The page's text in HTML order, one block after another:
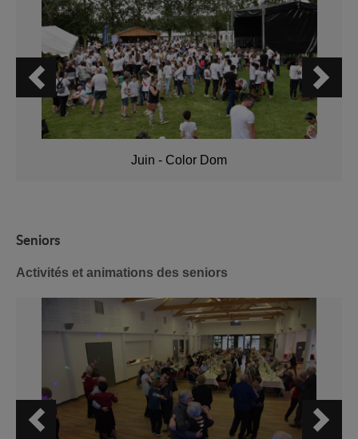
Juin - Color Dom
Seniors
Activités et animations des seniors